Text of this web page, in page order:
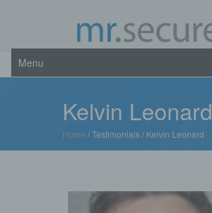
Menu
Kelvin Leonard
Home / Testimonials / Kelvin Leonard